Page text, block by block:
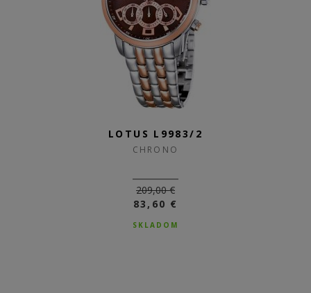
LOTUS L9983/2
CHRONO
209,00 €
83,60 €
SKLADOM